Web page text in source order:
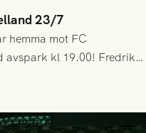
23/7
hemma mot FC
avspark kl 19.00! Fredrik
ut följande trupp till